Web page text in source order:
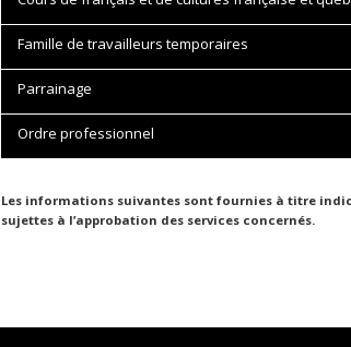
Famille de travailleurs temporaires
Parrainage
Ordre professionnel
Les informations suivantes sont fournies à titre
sujettes à l’approbation des services concernés.